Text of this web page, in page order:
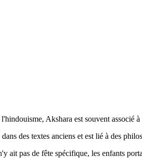
Akshara est souvent associé
des textes anciens et est lié à des
ait pas de fête spécifique, les enfants